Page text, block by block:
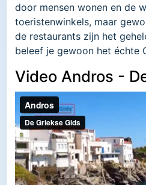
door mensen wonen en de
toeristenwinkels, maar
de restaurants zijn het
beleef je gewoon het échte
Video Andros -